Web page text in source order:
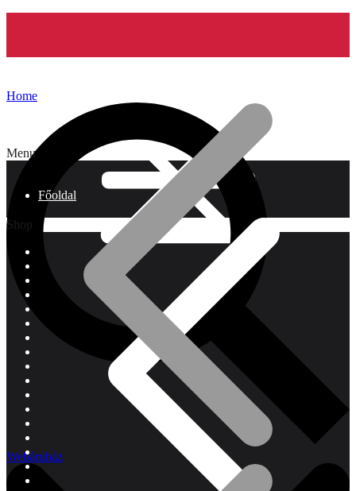
Menu
Főoldal
Shop
Home
Webáruház